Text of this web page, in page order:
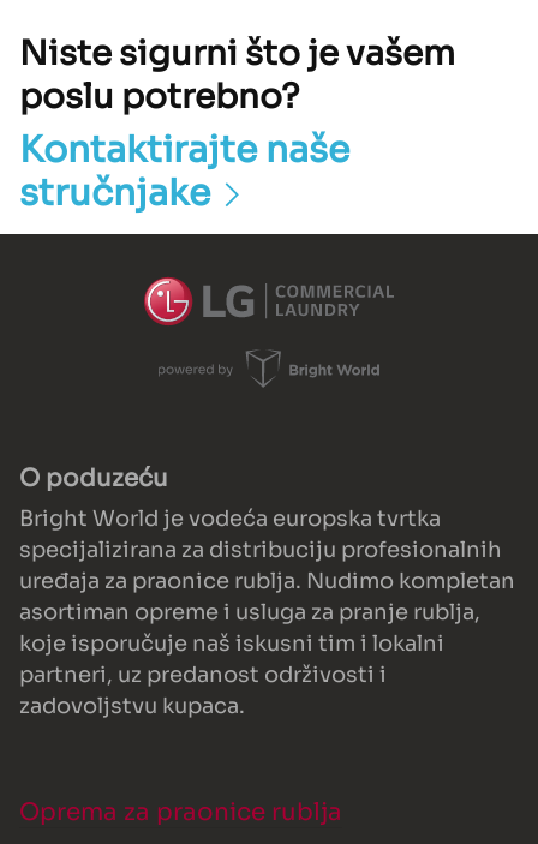
Niste sigurni što je vašem
poslu potrebno?
Kontaktirajte naše
stručnjake
O poduzeću
Bright World je vodeća europska tvrtka
specijalizirana za distribuciju profesionalnih
uređaja za praonice rublja. Nudimo kompletan
asortiman opreme i usluga za pranje rublja,
koje isporučuje naš iskusni tim i lokalni
partneri, uz predanost održivosti i
zadovoljstvu kupaca.
Oprema za praonice rublja